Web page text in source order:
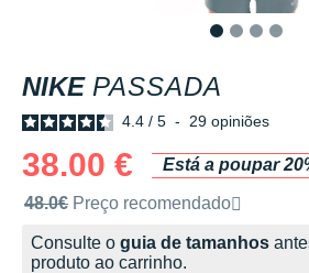
NIKE PASSADA
4.4 / 5 - 29 opiniões
38.00 €
Está a poupar
Preço de venda recomendado pela
48.0€ Preço recomendado
Consulte o guia de tamanhos
produto ao carrinho.